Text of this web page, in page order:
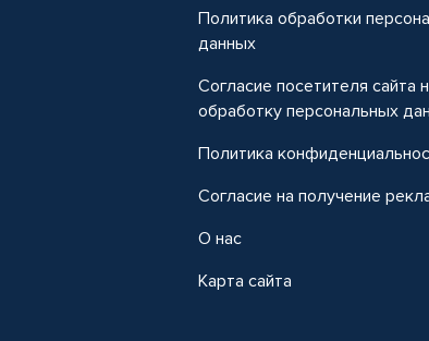
Политика обработки
данных
Согласие посетителя сайта
обработку персональных
Политика
Согласие на получение
О нас
Карта сайта